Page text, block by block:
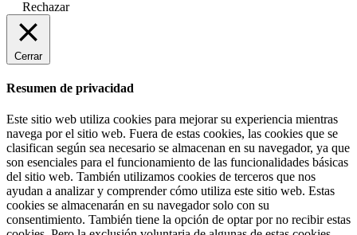
Rechazar
Cerrar
Resumen de privacidad
Este sitio web utiliza cookies para mejorar su experiencia mientras
navega por el sitio web. Fuera de estas cookies, las cookies que se
clasifican según sea necesario se almacenan en su navegador, ya que
son esenciales para el funcionamiento de las funcionalidades básicas
del sitio web. También utilizamos cookies de terceros que nos
ayudan a analizar y comprender cómo utiliza este sitio web. Estas
cookies se almacenarán en su navegador solo con su
consentimiento. También tiene la opción de optar por no recibir estas